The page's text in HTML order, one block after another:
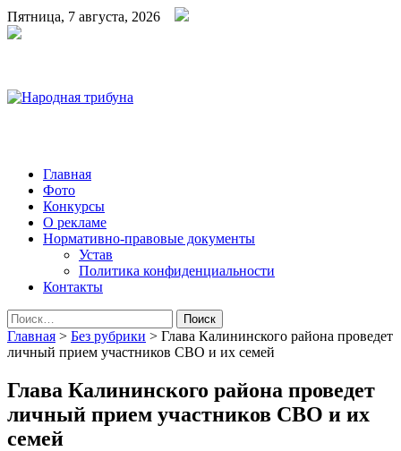
Пятница, 7 августа, 2026
Народная трибуна
Калининская районная газета
Главная
Фото
Конкурсы
О рекламе
Нормативно-правовые документы
Устав
Политика конфиденциальности
Контакты
Найти:
Главная > Без рубрики > Глава Калининского района проведет
личный прием участников СВО и их семей
Глава Калининского района проведет
личный прием участников СВО и их
семей